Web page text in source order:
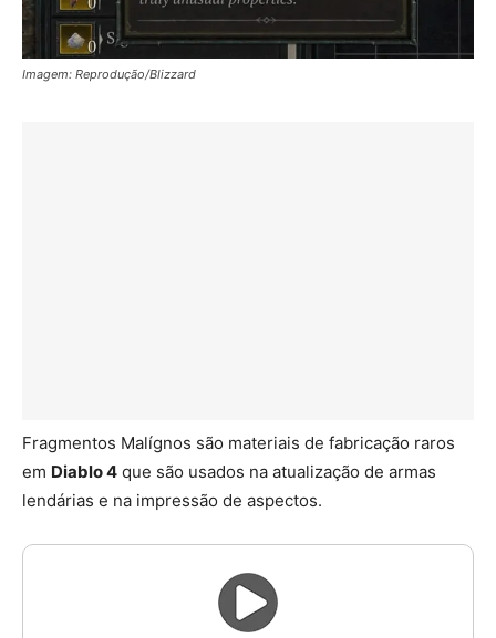
Imagem: Reprodução/Blizzard
Fragmentos Malígnos são materiais de fabricação raros
em Diablo 4 que são usados na atualização de armas
lendárias e na impressão de aspectos.